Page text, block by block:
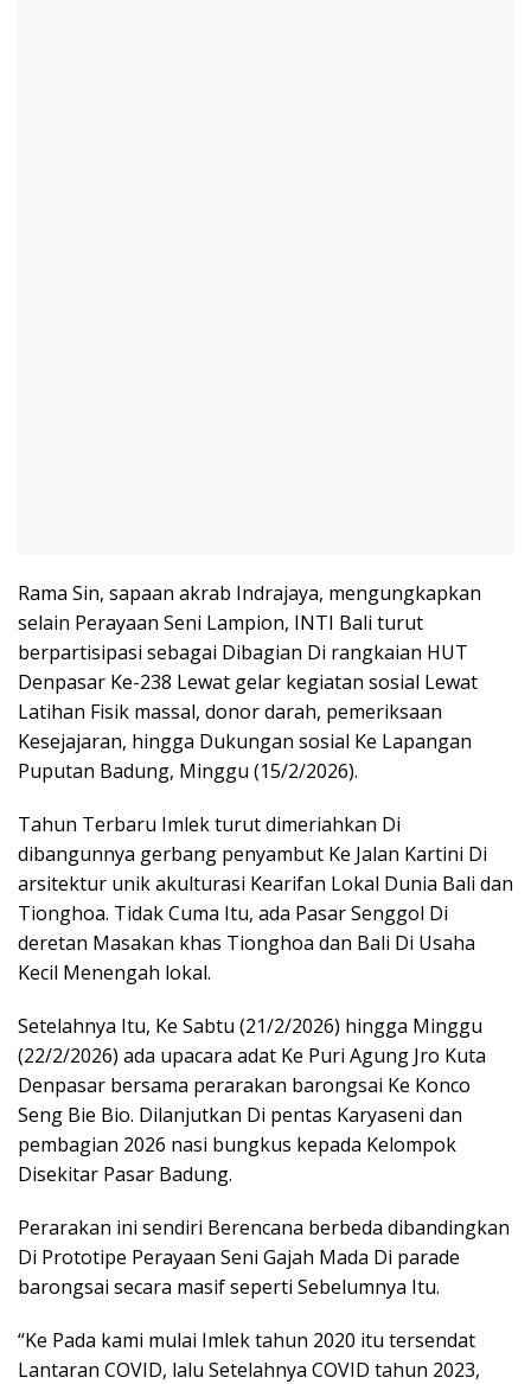
Rama Sin, sapaan akrab Indrajaya, mengungkapkan
selain Perayaan Seni Lampion, INTI Bali turut
berpartisipasi sebagai Dibagian Di rangkaian HUT
Denpasar Ke-238 Lewat gelar kegiatan sosial Lewat
Latihan Fisik massal, donor darah, pemeriksaan
Kesejajaran, hingga Dukungan sosial Ke Lapangan
Puputan Badung, Minggu (15/2/2026).
Tahun Terbaru Imlek turut dimeriahkan Di
dibangunnya gerbang penyambut Ke Jalan Kartini Di
arsitektur unik akulturasi Kearifan Lokal Dunia Bali dan
Tionghoa. Tidak Cuma Itu, ada Pasar Senggol Di
deretan Masakan khas Tionghoa dan Bali Di Usaha
Kecil Menengah lokal.
Setelahnya Itu, Ke Sabtu (21/2/2026) hingga Minggu
(22/2/2026) ada upacara adat Ke Puri Agung Jro Kuta
Denpasar bersama perarakan barongsai Ke Konco
Seng Bie Bio. Dilanjutkan Di pentas Karyaseni dan
pembagian 2026 nasi bungkus kepada Kelompok
Disekitar Pasar Badung.
Perarakan ini sendiri Berencana berbeda dibandingkan
Di Prototipe Perayaan Seni Gajah Mada Di parade
barongsai secara masif seperti Sebelumnya Itu.
“Ke Pada kami mulai Imlek tahun 2020 itu tersendat
Lantaran COVID, lalu Setelahnya COVID tahun 2023,